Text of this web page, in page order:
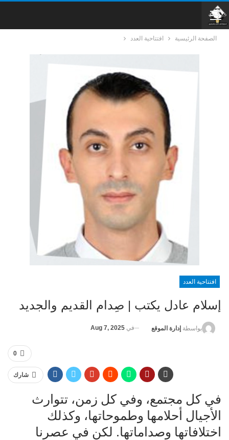
الصفحة الرئيسية افتتاحية العدد
افتتاحية العدد
إسلام عادل يكتب | صِدام القديم والجديد
بواسطة إدارة الموقع في Aug 7, 2025
0
شارك
في كل مجتمع، وفي كل زمن، تتوارث
الأجيال أحلامها وطموحاتها، وكذلك
اختلافاتها وصداماتها. لكن في عصرنا